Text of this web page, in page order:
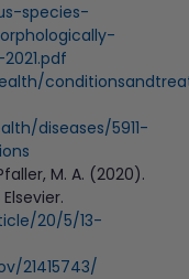
species-
diseases/5911-
M. A. (2020).
20/5/13-
21415743/